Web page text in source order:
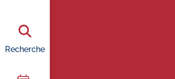
Recherche